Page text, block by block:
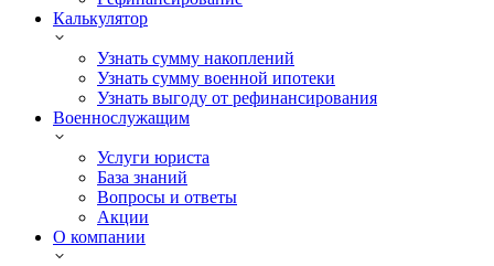
Калькулятор
Узнать сумму накоплений
Узнать сумму военной ипотеки
Узнать выгоду от рефинансирования
Военнослужащим
Услуги юриста
База знаний
Вопросы и ответы
Акции
О компании